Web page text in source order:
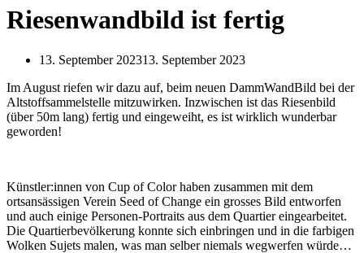
Riesenwandbild ist fertig
13. September 202313. September 2023
Im August riefen wir dazu auf, beim neuen DammWandBild bei der
Altstoffsammelstelle mitzuwirken. Inzwischen ist das Riesenbild
(über 50m lang) fertig und eingeweiht, es ist wirklich wunderbar
geworden!
Künstler:innen von Cup of Color haben zusammen mit dem
ortsansässigen Verein Seed of Change ein grosses Bild entworfen
und auch einige Personen-Portraits aus dem Quartier eingearbeitet.
Die Quartierbevölkerung konnte sich einbringen und in die farbigen
Wolken Sujets malen, was man selber niemals wegwerfen würde…